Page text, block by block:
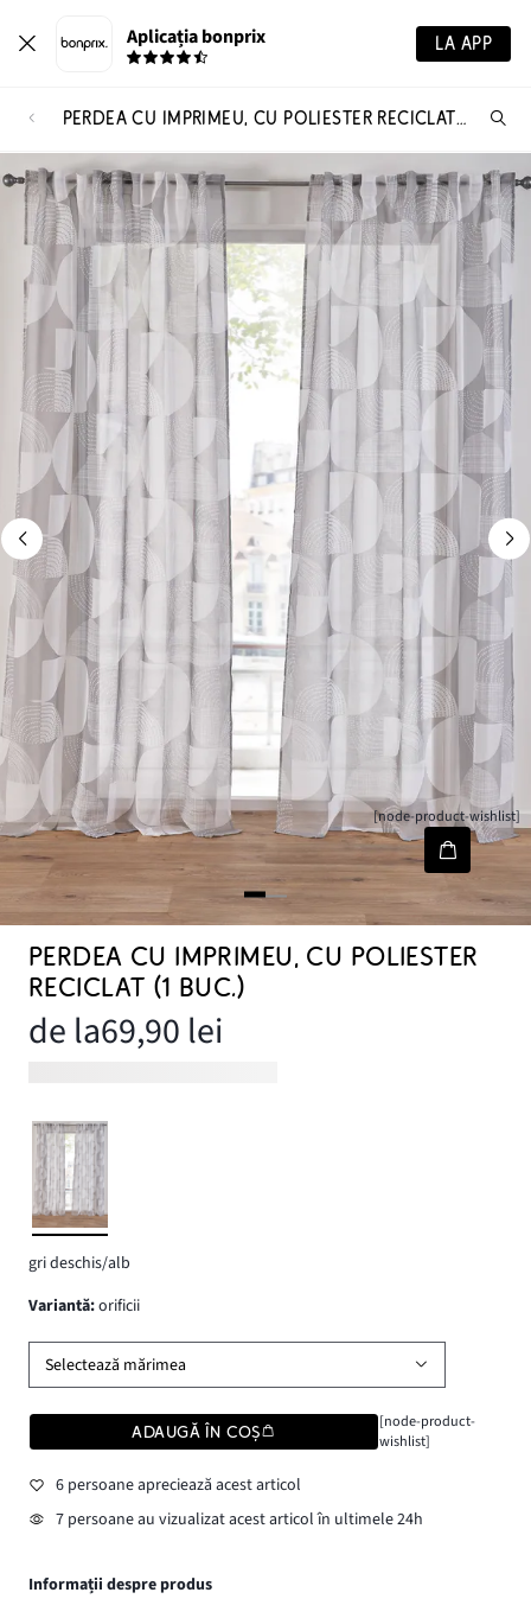
Aplicația bonprix LA APP
PERDEA CU IMPRIMEU, CU POLIESTER RECICLAT (1 BUC.)
[node-product-wishlist]
PERDEA CU IMPRIMEU, CU POLIESTER
RECICLAT (1 BUC.)
de la69,90 lei
gri deschis/alb
variantă:orificii
Selectează mărimea
ADAUGĂ ÎN COȘ
[node-product-
wishlist]
6 persoane apreciează acest articol
7 persoane au vizualizat acest articol în ultimele 24h
Informații despre produs